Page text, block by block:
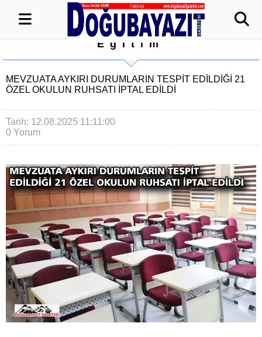
Eğitim
MEVZUATA AYKIRI DURUMLARIN TESPIT EDILDIĞI 21
ÖZEL OKULUN RUHSATI IPTAL EDILDI
Tarih: 12.08.2025 11:11:00
0 Yorum